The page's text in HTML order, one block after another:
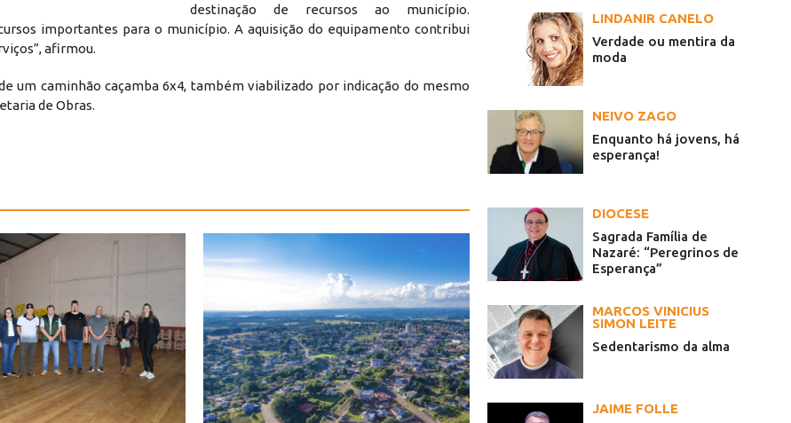
destinação de recursos ao município.
importantes para o município. A aquisição do equipamento contribui
afirmou.
um caminhão caçamba 6x4, também viabilizado por indicação do mesmo
de Obras.
LINDANIR CANELO
Verdade ou mentira da
moda
NEIVO ZAGO
Enquanto há jovens, há
esperança!
DIOCESE
Sagrada Família de
Nazaré: “Peregrinos de
Esperança”
MARCOS VINICIUS
SIMON LEITE
Sedentarismo da alma
JAIME FOLLE